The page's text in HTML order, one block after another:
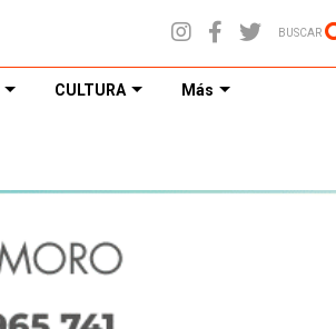
BUSCAR
CULTURA Más